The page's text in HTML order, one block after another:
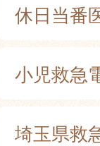
休日当番
小児救急
埼玉県救